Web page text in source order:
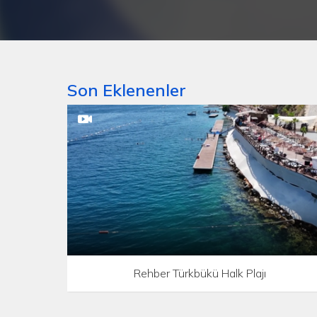
Son Eklenenler
Rehber Türkbükü Halk Plajı